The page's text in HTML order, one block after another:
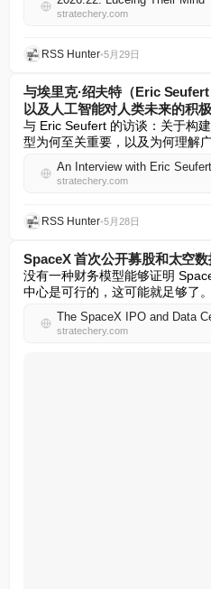
stratechery.com
RSS Hunter•5月29日
与埃里克·绍夫特（Eric
以及人工智能对人类未来的积
与 Eric Seufert 的访谈：关于构
型为何至关重要，以及为何理解
stratechery.com
RSS Hunter•5月28日
SpaceX 首次公开募股和太空
没有一种财务模型能够证明
中心是可行的，这可能就足够了。
The SpaceX IPO and Data
stratechery.com